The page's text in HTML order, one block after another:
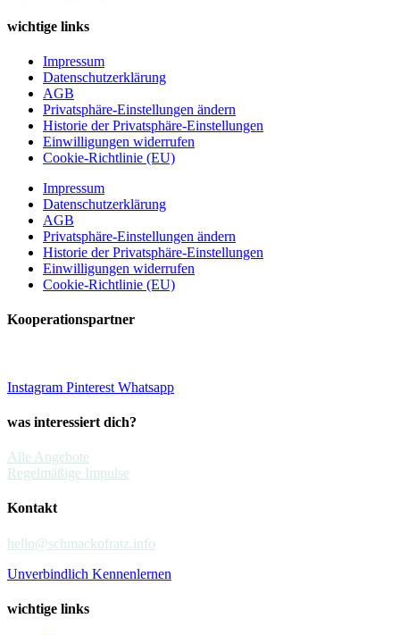
wichtige links
Impressum
Datenschutzerklärung
AGB
Privatsphäre-Einstellungen ändern
Historie der Privatsphäre-Einstellungen
Einwilligungen widerrufen
Cookie-Richtlinie (EU)
Impressum
Datenschutzerklärung
AGB
Privatsphäre-Einstellungen ändern
Historie der Privatsphäre-Einstellungen
Einwilligungen widerrufen
Cookie-Richtlinie (EU)
Kooperationspartner
Instagram Pinterest Whatsapp
was interessiert dich?
Alle Angebote
Regelmäßige Impulse
Kontakt
hello@schmackofratz.info
Unverbindlich Kennenlernen
wichtige links